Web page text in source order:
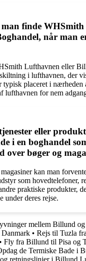
finde
når man
Lufthavnen eller
i lufthavnen, der
typisk placeret i nærheden
lufthavnen for nem
eller
i en boghandel
over bøger og
kan man
som hovedtelefoner,
praktiske produkter,
under deres rejse.
mellem Billund og
• Rejs til Tuzla
• Fly fra Billund til Pisa og
de Termiske Bade i
retningslinjer i Billund